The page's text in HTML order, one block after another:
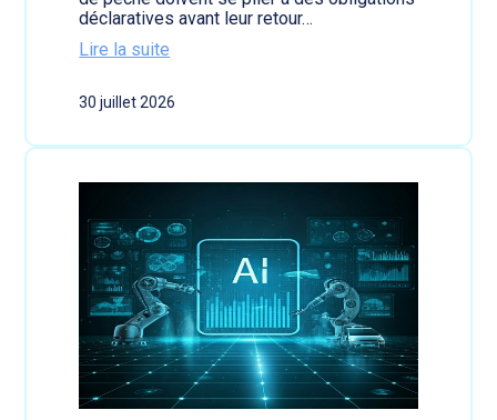
e
u
c
i
n
s
e
c
u
l
a
t
i
o
n
déclaratives avant leur retour…
Lire la suite
e
o
r
e
p
ê
c
h
e
:
d
e
s
30 juillet 2026